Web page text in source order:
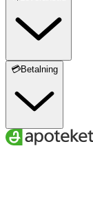
💳Betalning